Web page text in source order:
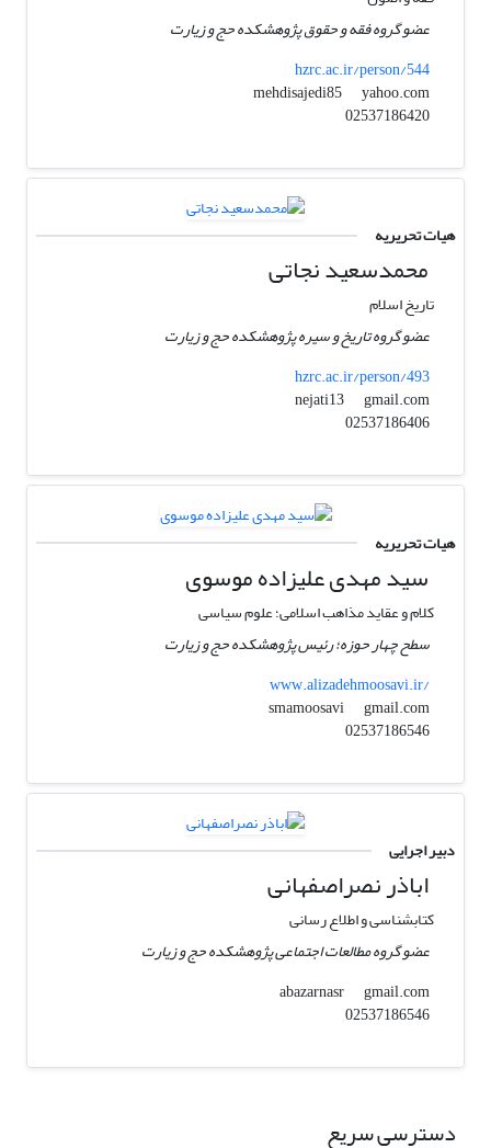
عضو گروه فقه و حقوق پژوهشکده حج و زیارت
hzrc.ac.ir/person/544
mehdisajedi85
yahoo.com
02537186420
هیات تحریریه
محمدسعید نجاتی
تاریخ اسلام
عضو گروه تاریخ و سیره پژوهشکده حج و زیارت
hzrc.ac.ir/person/493
nejati13
gmail.com
02537186406
هیات تحریریه
سید مهدی علیزاده موسوی
کلام و عقاید مذاهب اسلامی؛ علوم سیاسی
سطح چهار حوزه؛ رئیس پژوهشکده حج و زیارت
www.alizadehmoosavi.ir/
smamoosavi
gmail.com
02537186546
دبیر اجرایی
اباذر نصراصفهانی
کتابشناسی و اطلاع رسانی
عضو گروه مطالعات اجتماعی پژوهشکده حج و زیارت
abazarnasr
gmail.com
02537186546
دسترسی سریع